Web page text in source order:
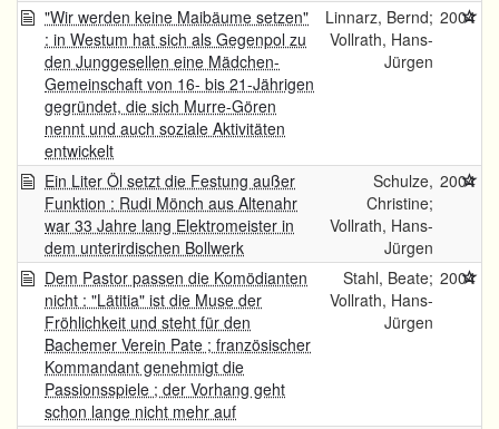
"Wir werden keine Maibäume setzen"
: in Westum hat sich als Gegenpol zu
den Junggesellen eine Mädchen-
Gemeinschaft von 16- bis 21-Jährigen
gegründet, die sich Murre-Gören
nennt und auch soziale Aktivitäten
entwickelt
Linnarz, Bernd;
Vollrath, Hans-
Jürgen
2004
Ein Liter Öl setzt die Festung außer
Funktion : Rudi Mönch aus Altenahr
war 33 Jahre lang Elektromeister in
dem unterirdischen Bollwerk
Schulze,
Christine;
Vollrath, Hans-
Jürgen
2004
Dem Pastor passen die Komödianten
nicht : "Lätitia" ist die Muse der
Fröhlichkeit und steht für den
Bachemer Verein Pate ; französischer
Kommandant genehmigt die
Passionsspiele ; der Vorhang geht
schon lange nicht mehr auf
Stahl, Beate;
Vollrath, Hans-
Jürgen
2004